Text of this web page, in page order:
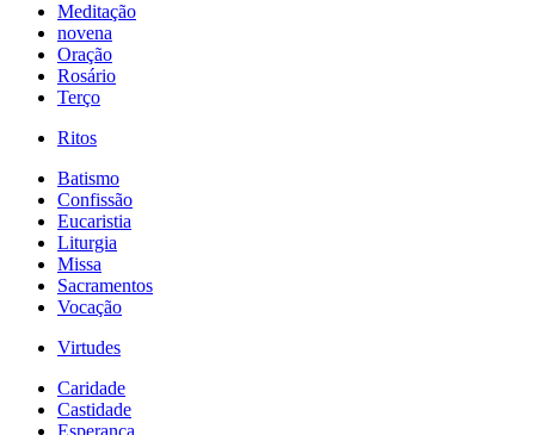
Meditação
novena
Oração
Rosário
Terço
Ritos
Batismo
Confissão
Eucaristia
Liturgia
Missa
Sacramentos
Vocação
Virtudes
Caridade
Castidade
Esperança